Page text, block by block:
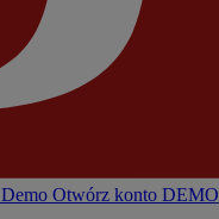
Demo Otwórz konto DEMO